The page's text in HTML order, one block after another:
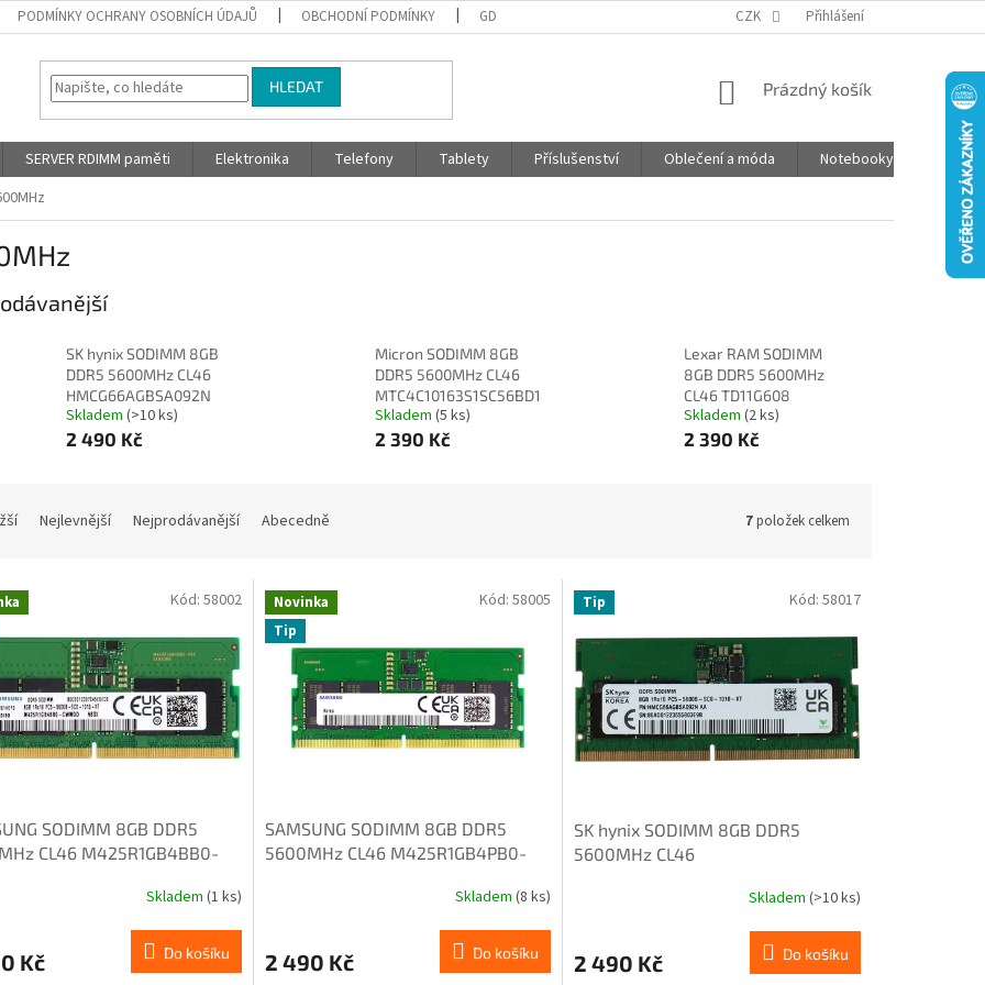
PODMÍNKY OCHRANY OSOBNÍCH ÚDAJŮ OBCHODNÍ PODMÍNKY GDPR JAK NAKUPOVAT
CZK Přihlášení
HLEDAT
NÁKUPNÍ
Prázdný košík
SERVER RDIMM paměti Elektronika Telefony Tablety Příslušenství Oblečení a móda Notebooky
Foto
SK hynix SODIMM 8GB
DDR5 5600MHz CL46
HMCG66AGBSA092N
Skladem (>10 ks)
2 490 Kč
Micron SODIMM 8GB
DDR5 5600MHz CL46
MTC4C10163S1SC56BD1
Skladem (5 ks)
2 390 Kč
Lexar RAM SODIMM
8GB DDR5 5600MHz
CL46 TD11G608
Skladem (2 ks)
2 390 Kč
Nejlevnější Nejprodávanější Abecedně 7položek celkem
SODIMM 8GB DDR5
CL46 M425R1GB4BB0-
Skladem (1 ks)
Kč Do košíku
Kód: 58002
Novinka
Tip
SAMSUNG SODIMM 8GB DDR5
5600MHz CL46 M425R1GB4PB0-
Skladem (8 ks)
2 490 Kč Do košíku
Kód: 58005 Tip
SK hynix SODIMM 8GB DDR5
5600MHz CL46
Skladem (>10 ks)
2 490 Kč Do košíku
Kód: 58017